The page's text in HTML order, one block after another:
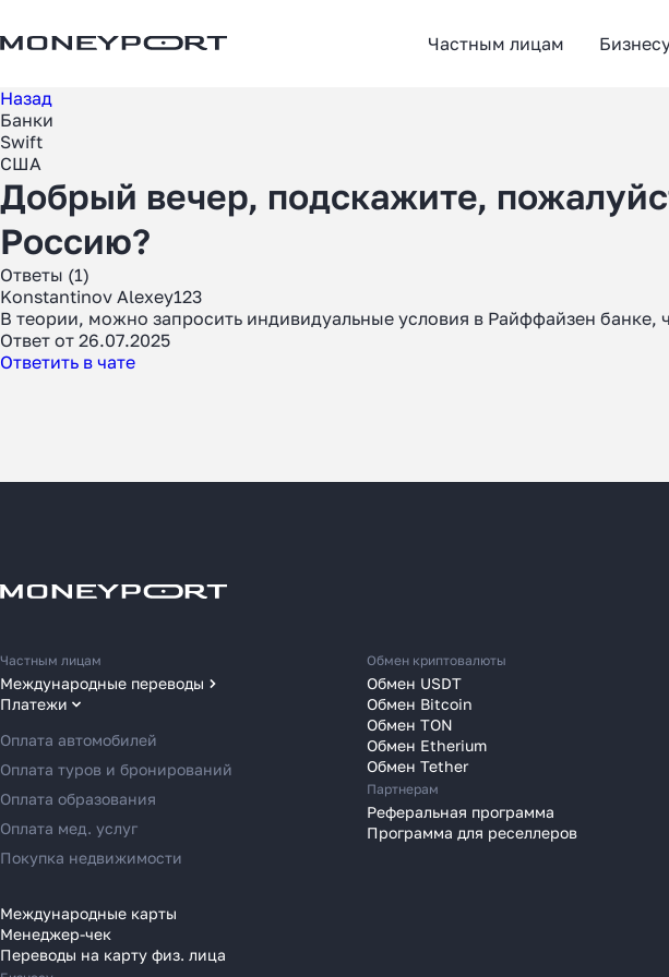
Частным лицам
Назад
Банки
Swift
США
Добрый вечер, подскажите,
Россию?
Ответы (1)
Konstantinov Alexey123
В теории, можно запросить индивидуальные условия в Райффайзен банке,
Ответ от 26.07.2025
Ответить в чате
Частным лицам
Международные переводы
Переводы в США
Переводы в ОАЭ
Переводы в Европу
Переводы в Азию
Переводы в Россию
Переводы в Австрию
Переводы в Болгарию
Переводы в Венгрию
Переводы в Великобританию
Платежи
Оплата автомобилей
Оплата туров и бронирований
Оплата образования
Оплата мед. услуг
Покупка недвижимости
Международные карты
Менеджер-чек
Переводы на карту физ. лица
Обмен криптовалюты
Обмен USDT
Обмен Bitcoin
Обмен TON
Обмен Etherium
Обмен Tether
Партнерам
Реферальная программа
Программа для реселлеров
Как перевести
за 2 часа
Рассказали, почему
место платёжным агентам
в 2025 году